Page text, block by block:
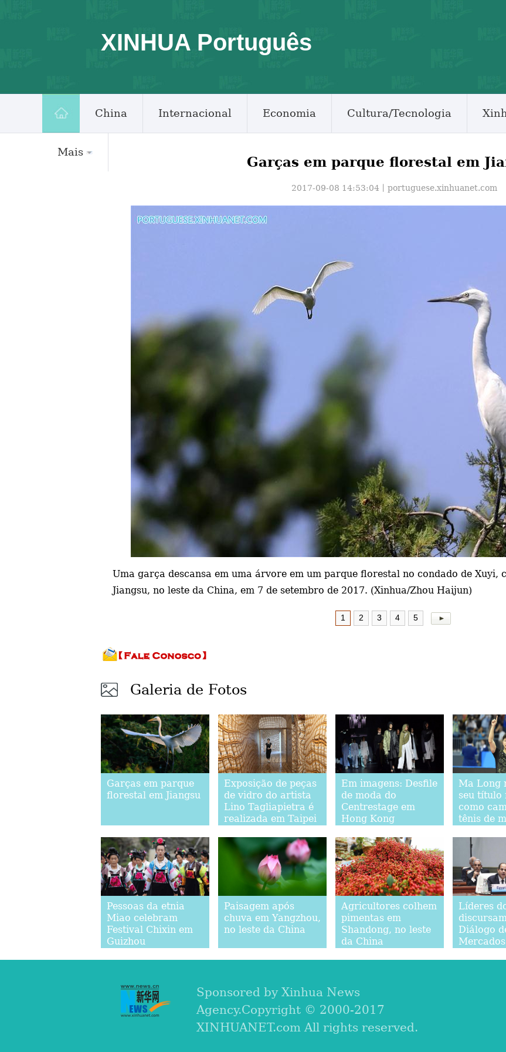
XINHUA Português
China Internacional Economia Cultura/Tecnologia
Mais
Garças em parque florestal em
2017-09-08 14:53:04丨 portuguese.xinhuanet.com
Uma garça descansa em uma árvore em um parque florestal no condado de Xuyi,
Jiangsu, no leste da China, em 7 de setembro de 2017. (Xinhua/Zhou Haijun)
1 2 3 4 5
Galeria de Fotos
Garças em parque
florestal em Jiangsu
Exposição de peças
de vidro do artista
Lino Tagliapietra é
realizada em Taipei
Em imagens: Desfile
de moda do
Centrestage em
Hong Kong
Ma Long
seu título
como
tênis de
Pessoas da etnia
Miao celebram
Festival Chixin em
Guizhou
Paisagem após
chuva em Yangzhou,
no leste da China
Agricultores colhem
pimentas em
Shandong, no leste
da China
Líderes
Diálogo
Mercados
Sponsored by Xinhua News
Agency.Copyright © 2000-2017
XINHUANET.com All rights reserved.